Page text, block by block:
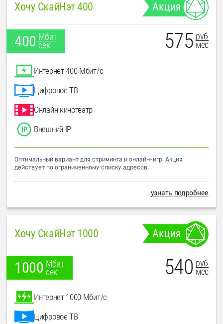
Хочу СкайНэт 400 Акция
400 Мбит
сек
575 руб
мес
Интернет 400 Мбит/с
Цифровое ТВ
Онлайн-кинотеатр
Внешний IP
Оптимальный вариант для стриминга и онлайн-игр. Акция
действует по ограниченному списку адресов.
узнать подробнее
Хочу СкайНэт 1000 Акция
1000 Мбит
сек
540 руб
мес
Интернет 1000 Мбит/с
Цифровое ТВ